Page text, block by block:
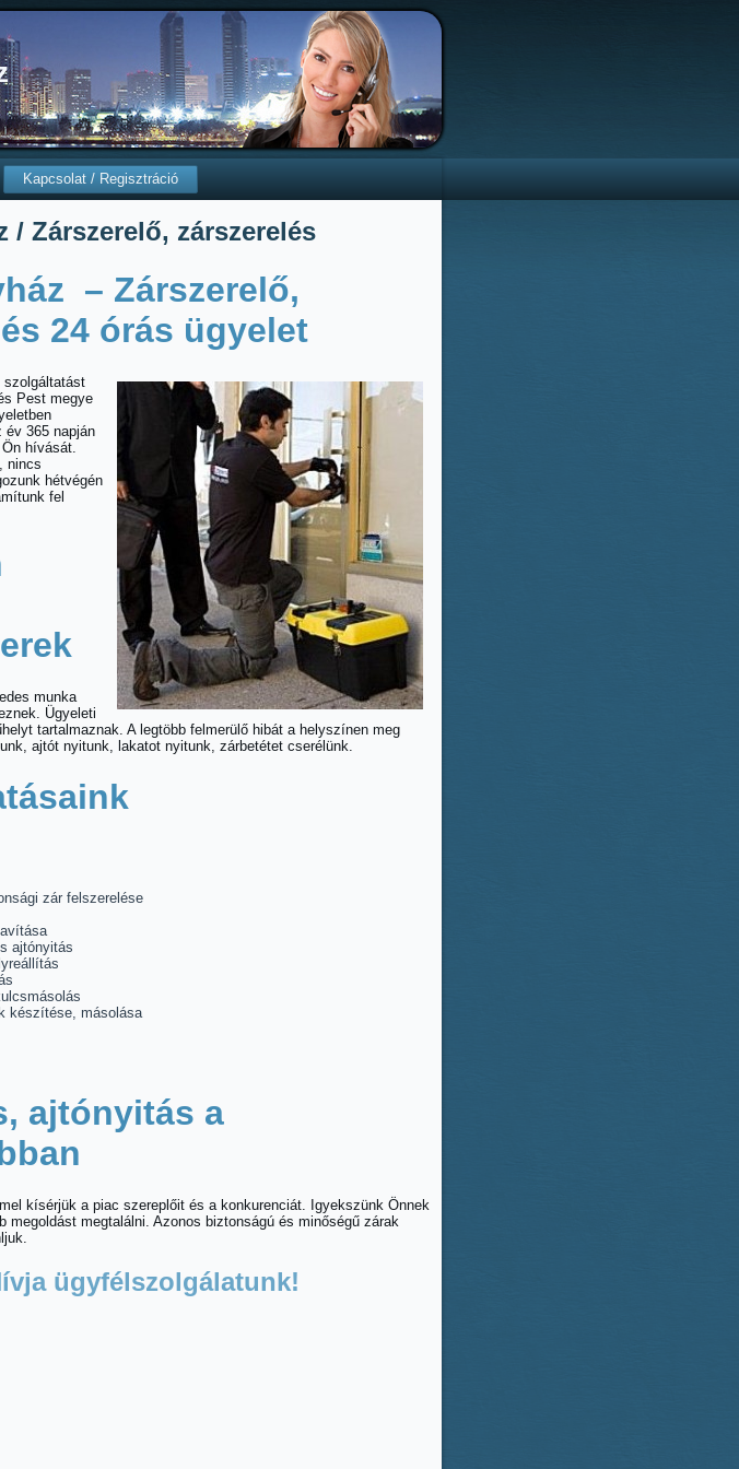
Kapcsolat / Regisztráció
/ Zárszerelő, zárszerelés
– Zárszerelő,
24 órás ügyelet
szolgáltatást
Pest megye
év 365 napján
hívását.
nincs
hétvégén
fel
munka
Ügyeleti
tartalmaznak. A legtöbb felmerülő hibát a helyszínen meg
ajtót nyitunk, lakatot nyitunk, zárbetétet cserélünk.
zár felszerelése
ajtónyitás
készítése, másolása
ajtónyitás a
kísérjük a piac szereplőit és a konkurenciát. Igyekszünk Önnek
megoldást megtalálni. Azonos biztonságú és minőségű zárak
ügyfélszolgálatunk!